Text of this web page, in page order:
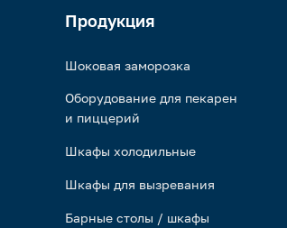
Продукция
Шоковая заморозка
Оборудование для пекарен
и пиццерий
Шкафы холодильные
Шкафы для вызревания
Барные столы / шкафы